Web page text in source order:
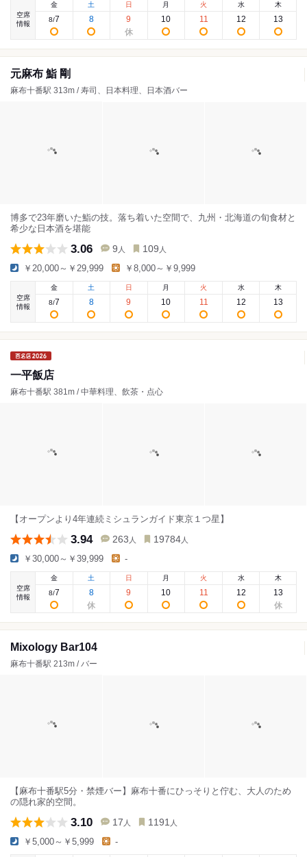
空席
情報
金
8/7
土
8
日
9
月
10
火
11
水
12
木
13
元麻布 鮨 剛
麻布十番駅 313m / 寿司、日本料理、日本酒バー
博多で23年磨いた鮨の技。落ち着いた空間で、九州・北海道の旬食材と
希少な日本酒を堪能
3.06 9 人 109 人
￥20,000～￥29,999 ￥8,000～￥9,999
空席
情報
金
8/7
土
8
日
9
月
10
火
11
水
12
木
13
一平飯店
麻布十番駅 381m / 中華料理、飲茶・点心
【オープンより4年連続ミシュランガイド東京１つ星】
3.94 263 人 19784 人
￥30,000～￥39,999 -
空席
情報
金
8/7
土
8
日
9
月
10
火
11
水
12
木
13
Mixology Bar104
麻布十番駅 213m / バー
【麻布十番駅5分・禁煙バー】麻布十番にひっそりと佇む、大人のため
の隠れ家的空間。
3.10 17 人 1191 人
￥5,000～￥5,999 -